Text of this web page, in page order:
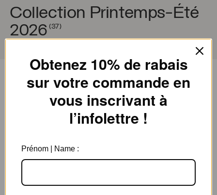
Collection Printemps-Été
2026 (37)
Trier par
Pendentif Bruno
Obtenez 10% de rabais
sur votre commande en
vous inscrivant à
l’infolettre !
Prénom | Name :